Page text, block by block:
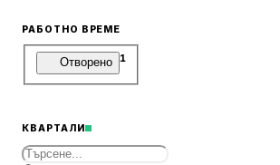
РАБОТНО ВРЕМЕ
Отворено 1
КВАРТАЛИ